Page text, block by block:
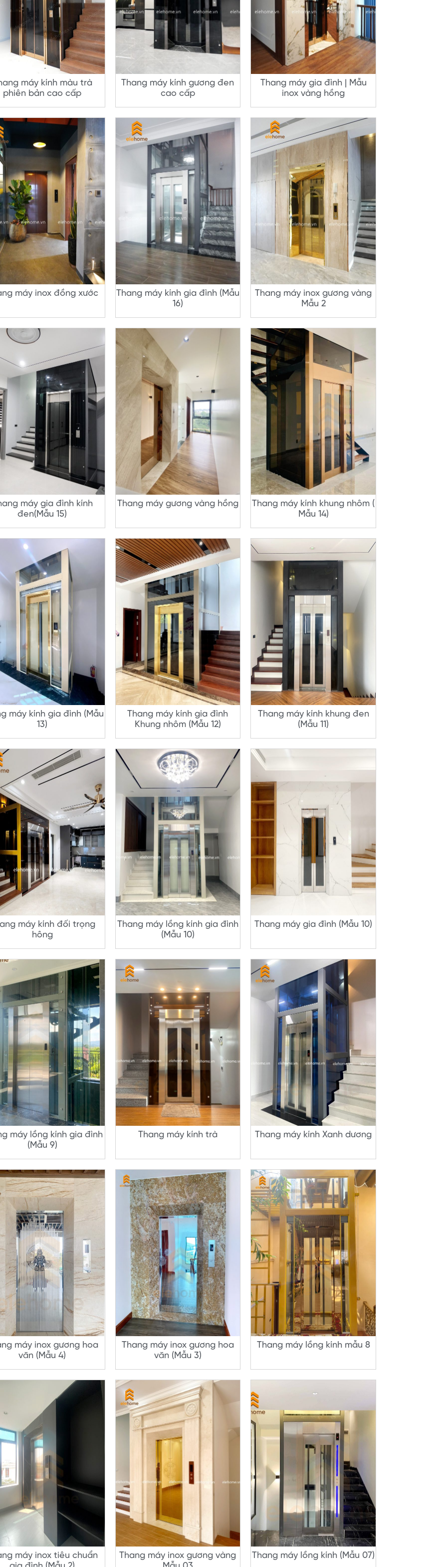
máy kính màu trà
phiên bản cao cấp
Thang máy kính gương đen
cao cấp
Thang máy gia đình | Mẫu
inox vàng hồng
máy inox đồng xước
Thang máy kính gia đình (Mẫu
16)
Thang máy inox gương vàng
Mẫu 2
máy gia đình kính
đen(Mẫu 15)
Thang máy gương vàng hồng
Thang máy kính khung nhôm (
Mẫu 14)
máy kính gia đình (Mẫu
13)
Thang máy kính gia đình
Khung nhôm (Mẫu 12)
Thang máy kính khung đen
(Mẫu 11)
máy kính đối trọng
hông
Thang máy lồng kính gia đình
(Mẫu 10)
Thang máy gia đình (Mẫu 10)
máy lồng kính gia đình
(Mẫu 9)
Thang máy kính trà Thang máy kính Xanh dương
máy inox gương hoa
văn (Mẫu 4)
Thang máy inox gương hoa
văn (Mẫu 3)
Thang máy lồng kính mẫu 8
máy inox tiêu chuẩn
Thang máy inox gương vàng
Thang máy lồng kính (Mẫu 07)